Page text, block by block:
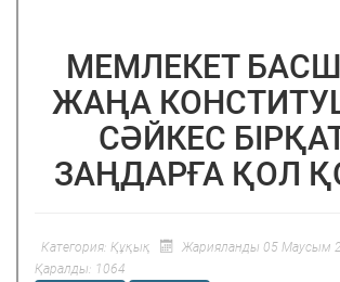
МЕМЛЕКЕТ
ЖАҢА
СӘЙКЕС
ЗАҢДАРҒА ҚОЛ
Категория: Құқық
Жарияланды 05 Маусым
Қаралды: 1064